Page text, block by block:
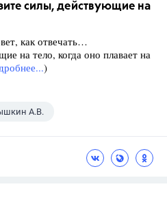
силы, действующие на
как отвечать…
на тело, когда оно плавает на
)
А.В.